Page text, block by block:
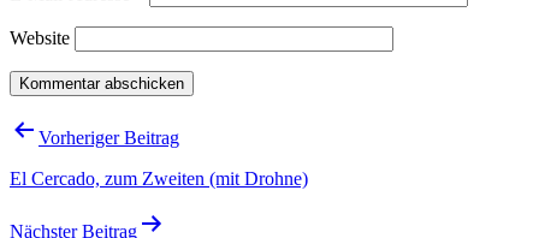
Website
Beitragsnavigation
Vorheriger Beitrag
El Cercado, zum Zweiten (mit Drohne)
Nächster Beitrag